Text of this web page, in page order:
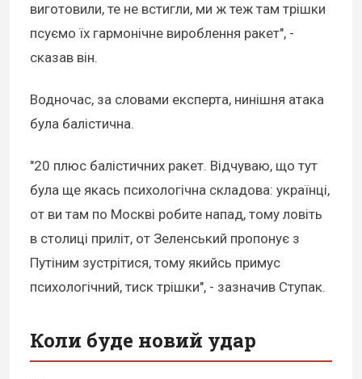
виготовили, те не встигли, ми ж теж там трішки
псуємо їх гармонічне вироблення ракет", -
сказав він.
Водночас, за словами експерта, нинішня атака
була балістична.
"20 плюс балістичних ракет. Відчуваю, що тут
була ще якась психологічна складова: українці,
от ви там по Москві робите напад, тому ловіть
в столиці приліт, от Зеленський пропонує з
Путіним зустрітися, тому якийсь примус
психологічний, тиск трішки", - зазначив Ступак.
Коли буде новий удар